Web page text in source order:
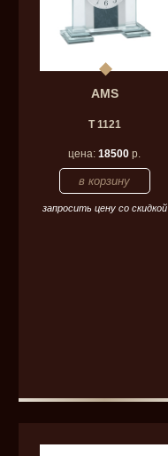
AMS
T 1121
цена:18500 р.
запросить цену со скидкой